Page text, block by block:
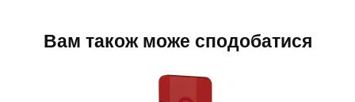
Вам також може сподобатися